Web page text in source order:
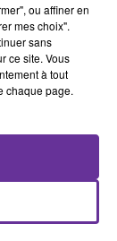
auprès de
en 1982.
ou affiner en
mes choix".
sans
ce site. Vous
à tout
chaque page.